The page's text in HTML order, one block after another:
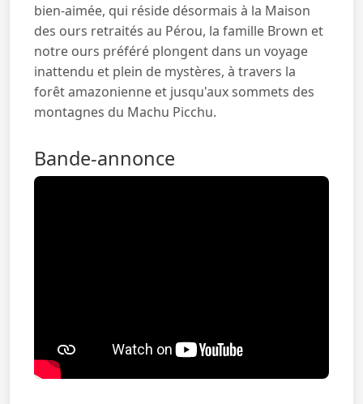
bien-aimée, qui réside désormais à la Maison
des ours retraités au Pérou, la famille Brown et
notre ours préféré plongent dans un voyage
inattendu et plein de mystères, à travers la
forêt amazonienne et jusqu'aux sommets des
montagnes du Machu Picchu.
Bande-annonce